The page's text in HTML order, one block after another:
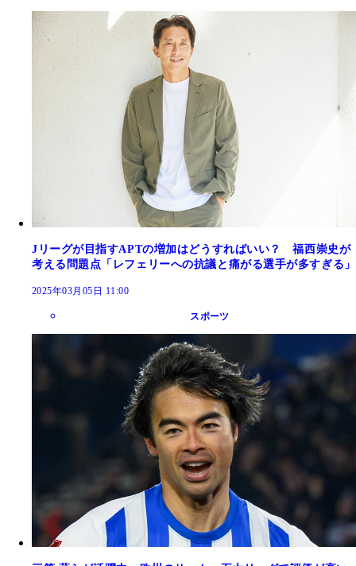
Jリーグが目指すAPTの増加はどうすればいい？ 福西崇史が
考える問題点「レフェリーへの抗議と痛がる選手が多すぎる」
2025年03月05日 11:00
スポーツ